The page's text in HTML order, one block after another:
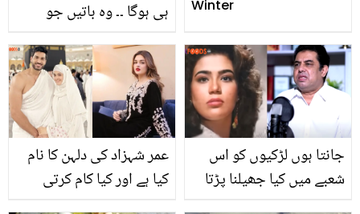
ہی ہوگا ۔۔ وہ باتیں جو
دورانِ حمل سہنی پڑتی ہیں
Winter
عمر شہزاد کی دلہن کا نام
کیا ہے اور کیا کام کرتی
جانتا ہوں لڑکیوں کو اس
شعبے میں کیا جھیلنا پڑتا